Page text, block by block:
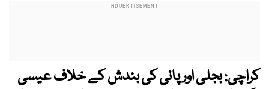
کراچی: بجلی اور پانی کی بندش کے خلاف عیسی